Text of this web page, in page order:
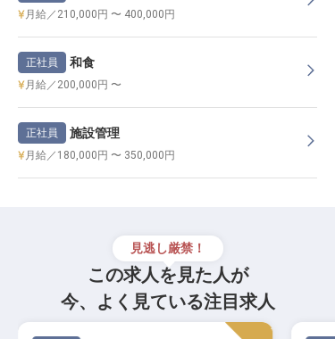
月給／210,000円 〜 400,000円
正社員 和食
月給／200,000円 〜
正社員 施設管理
月給／180,000円 〜 350,000円
見逃し厳禁！
この求人を見た人が
今、よく見ている注目求人